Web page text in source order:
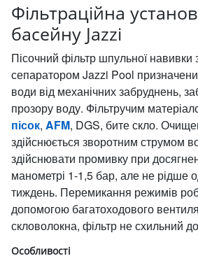
Фільтраційна
басейну Jazzi
Пісочний фільтр шпульної навивки
сепаратором Jazzi Pool
води від механічних забруднень,
прозору воду. Фільтручим
пісок, AFM, DGS, бите скло.
здійснюється зворотним струмом
здійснювати промивку при
манометрі 1-1,5 бар, але не рідше
тиждень. Перемикання режимів
допомогою багатоходового
скловолокна, фільтр не схильний до
Особливості